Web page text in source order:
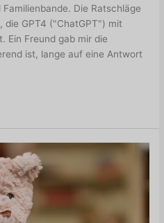
Die Ratschläge
die GPT4 ("ChatGPT") mit
Ein Freund gab mir die
ist, lange auf eine Antwort